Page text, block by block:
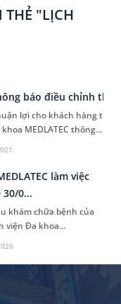
"LỊCH
báo điều chỉnh thời
lợi cho khách hàng
MEDLATEC thông
việc bắt đầu từ 6h30.
làm việc
0...
khám chữa bệnh của
viện Đa khoa
lịch làm việc ngày
Nam 30/04 và Quốc tế